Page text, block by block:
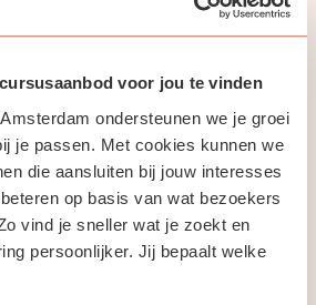
voor jou te vinden
ondersteunen we je groei
je passen. Met cookies kunnen we
die aansluiten bij jouw interesses
op basis van wat bezoekers
vind je sneller wat je zoekt en
persoonlijker. Jij bepaalt welke
Aristoteles, Spinoza, Nietzsche,
Hoe dachten zij over levensdoel,
sluiten met jezelf, lijden,
en creativiteit?
filosofen, bestaat de cursus uit het
teksten en een koppeling met de